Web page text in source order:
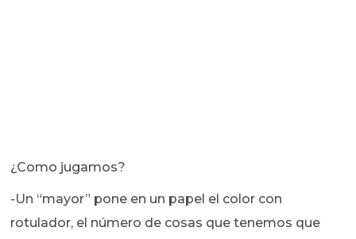
¿Como jugamos?
-Un “mayor” pone en un papel el color con
rotulador, el número de cosas que tenemos que